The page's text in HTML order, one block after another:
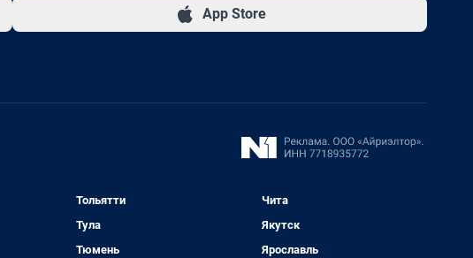
App Store
Тольятти
Тула
Тюмень
Чита
Якутск
Ярославль